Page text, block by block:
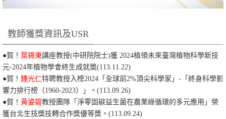
教師獲獎資訊及USR
●賀！ 葉錫東講座教授(中研院院士)獲 2024植領未來臺灣植物科學新技
元-2024年植物學會終生成就奬(113.11.22)
●賀！ 鍾光仁特聘教授入榜2024「全球前2%頂尖科學家」-「終身科學影
響力排行榜（1960-2023）」。(113.09.26)
●賀！ 黃姿碧教授團隊「淨零固碳益生菌在農業綠循環的多元應用」榮
獲台北生技獎技轉合作獎優等獎。 (113.09.24)